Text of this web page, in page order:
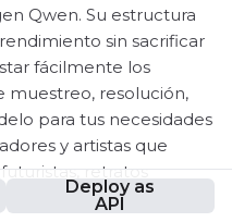
Deploy as
API
Qwen. Su estructura
sin sacrificar
fácilmente los
muestreo, resolución,
para tus necesidades
y artistas que
retratos